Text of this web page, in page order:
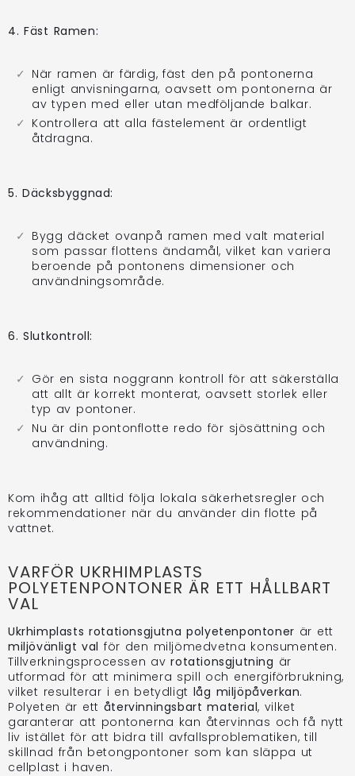
4. Fäst Ramen:
När ramen är färdig, fäst den på pontonerna
enligt anvisningarna, oavsett om pontonerna är
av typen med eller utan medföljande balkar.
Kontrollera att alla fästelement är ordentligt
åtdragna.
5. Däcksbyggnad:
Bygg däcket ovanpå ramen med valt material
som passar flottens ändamål, vilket kan variera
beroende på pontonens dimensioner och
användningsområde.
6. Slutkontroll:
Gör en sista noggrann kontroll för att säkerställa
att allt är korrekt monterat, oavsett storlek eller
typ av pontoner.
Nu är din pontonflotte redo för sjösättning och
användning.
Kom ihåg att alltid följa lokala säkerhetsregler och
rekommendationer när du använder din flotte på
vattnet.
VARFÖR UKRHIMPLASTS
POLYETENPONTONER ÄR ETT HÅLLBART
VAL
Ukrhimplasts rotationsgjutna polyetenpontoner är ett
miljövänligt val för den miljömedvetna konsumenten.
Tillverkningsprocessen avrotationsgjutning är
utformad för att minimera spill och energiförbrukning,
vilket resulterar i en betydligt låg miljöpåverkan.
Polyeten är ett återvinningsbart material, vilket
garanterar att pontonerna kan återvinnas och få nytt
liv istället för att bidra till avfallsproblematiken, till
skillnad från betongpontoner som kan släppa ut
cellplast i haven.